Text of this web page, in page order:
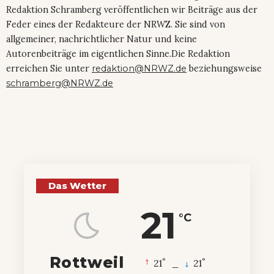
Redaktion Schramberg veröffentlichen wir Beiträge aus der
Feder eines der Redakteure der NRWZ. Sie sind von
allgemeiner, nachrichtlicher Natur und keine
Autorenbeiträge im eigentlichen Sinne.Die Redaktion
erreichen Sie unter redaktion@NRWZ.de beziehungsweise
schramberg@NRWZ.de
Das Wetter
21 °C
Rottweil 21° 21°